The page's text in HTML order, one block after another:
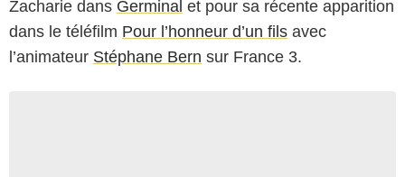
Zacharie dans Germinal et pour sa récente apparition
dans le téléfilm Pour l’honneur d’un fils avec
l’animateur Stéphane Bern sur France 3.